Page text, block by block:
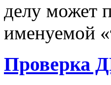
делу может
именуемой
Проверка